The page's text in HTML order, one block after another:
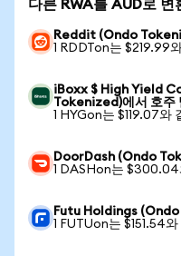
다른 RWA를 AUD로 변
Reddit (Ondo
1 RDDTon는 $219.99
iBoxx $ High Yield
Tokenized)에서 호주
1 HYGon는 $119.07와
DoorDash (Ondo
1 DASHon는 $300.04
Futu Holdings (Ondo
1 FUTUon는 $151.54와